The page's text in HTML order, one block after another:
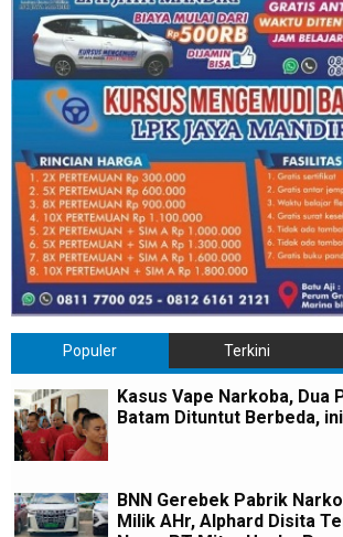
Populer Terkini
Kasus Vape Narkoba, Dua
Batam Dituntut Berbeda,
BNN Gerebek Pabrik
Milik AHr, Alphard Disita